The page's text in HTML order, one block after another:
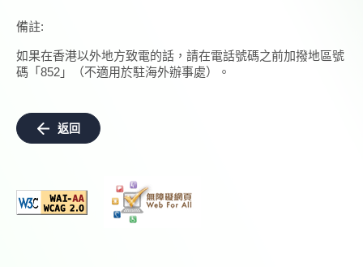
備註:
如果在香港以外地方致電的話，請在電話號碼之前加撥地區號
碼「852」（不適用於駐海外辦事處）。
返回